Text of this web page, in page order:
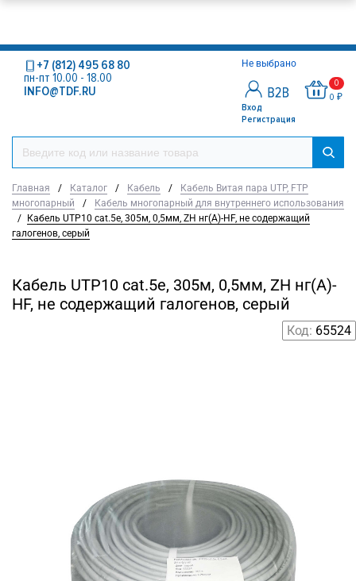
Не выбрано
Вход
Регистрация
0
0 ₽
+7 (812) 495 68 80
пн-пт 10.00 - 18.00
INFO@TDF.RU
Главная / Каталог / Кабель /
Кабель Витая пара UTP, FTP
многопарный
/
Кабель многопарный для внутреннего использования
/
Кабель UTP10 cat.5e, 305м, 0,5мм, ZH нг(A)-HF, не содержащий
галогенов, серый
Кабель UTP10 cat.5e, 305м, 0,5мм, ZH нг(A)-
HF, не содержащий галогенов, серый
Код: 65524